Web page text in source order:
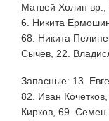
Матвей Холин вр.,
6. Никита
68. Никита
Сычев, 22.
Запасные: 13.
82. Иван
Кирков, 69.